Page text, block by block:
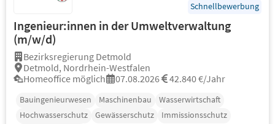
Schnellbewerbung
Ingenieur:innen in der Umweltverwaltung
(m/w/d)
Bezirksregierung Detmold
Detmold, Nordrhein-Westfalen
Homeoffice möglich
07.08.2026 42.840 €/Jahr
Bauingenieurwesen Maschinenbau
Wasserwirtschaft
Hochwasserschutz
Gewässerschutz
Immissionsschutz